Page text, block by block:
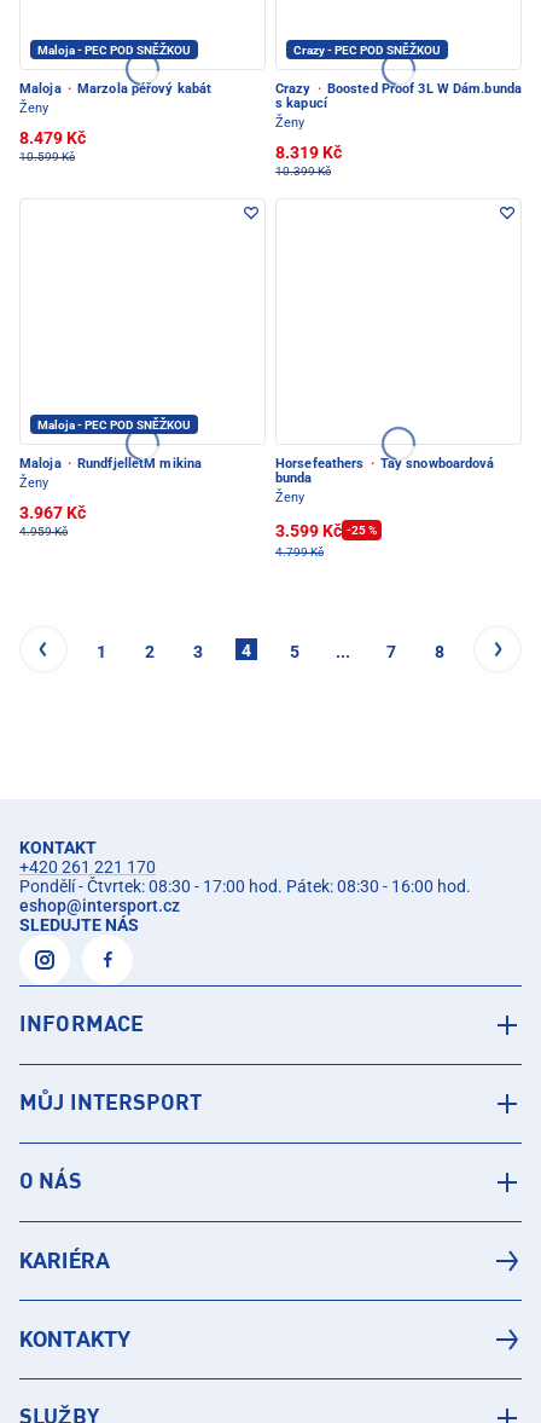
Maloja - PEC POD SNĚŽKOU
Maloja · Marzola péřový kabát
Ženy
8.479 Kč
10.599 Kč
Crazy - PEC POD SNĚŽKOU
Crazy · Boosted Proof 3L W Dám.bunda
s kapucí
Ženy
8.319 Kč
10.399 Kč
Maloja - PEC POD SNĚŽKOU
Maloja · RundfjelletM mikina
Ženy
3.967 Kč
4.959 Kč
Horsefeathers · Tay snowboardová
bunda
Ženy
3.599 Kč -25 %
4.799 Kč
1 2 3 4 5 ... 7 8
KONTAKT
+420 261 221 170
Pondělí - Čtvrtek: 08:30 - 17:00 hod. Pátek: 08:30 - 16:00 hod.
eshop@intersport.cz
SLEDUJTE NÁS
INFORMACE
MŮJ INTERSPORT
O NÁS
KARIÉRA
KONTAKTY
SLUŽBY